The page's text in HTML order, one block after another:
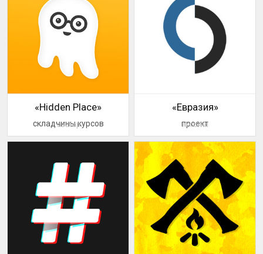
«Hidden Place»
складчины курсов
аватар
«Евразия»
проект
логотип